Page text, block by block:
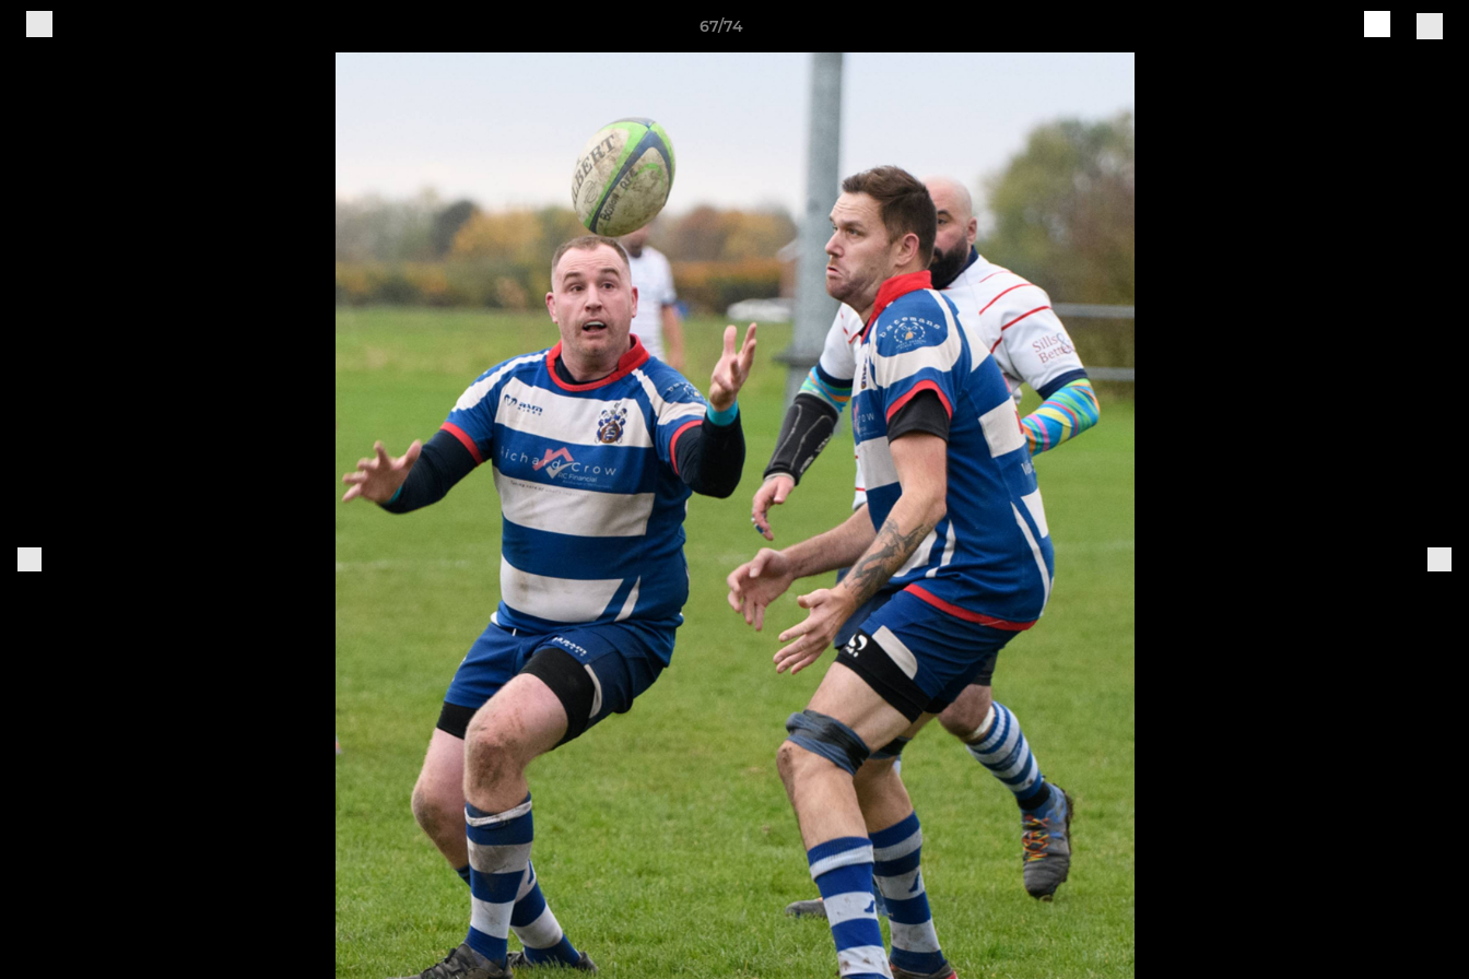
67/74